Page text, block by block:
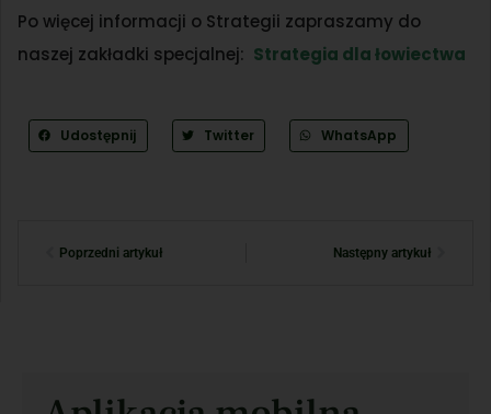
Po więcej informacji o Strategii zapraszamy do
naszej zakładki specjalnej: Strategia dla łowiectwa
Udostępnij Twitter WhatsApp
Poprzedni artykuł Następny artykuł